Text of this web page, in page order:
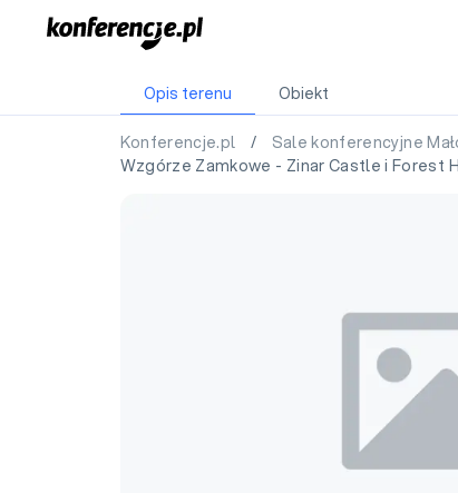
Opis terenu Obiekt
Konferencje.pl / Sale konferencyjne
Wzgórze Zamkowe - Zinar Castle i Forest